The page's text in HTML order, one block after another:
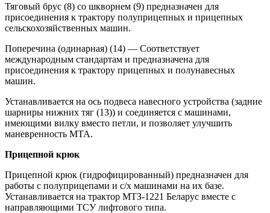
Тяговый брус (8) со шкворнем (9) предназначен для
присоединения к трактору полуприцепных и прицепных
сельскохозяйственных машин.
Поперечина (одинарная) (14) — Соответствует
международным стандартам и предназначена для
присоединения к трактору прицепных и полунавесных
машин.
Устанавливается на ось подвеса навесного устройства (задние
шарниры нижних тяг (13)) и соединяется с машинами,
имеющими вилку вместо петли, и позволяет улучшить
маневренность МТА.
Прицепной крюк
Прицепной крюк (гидрофицированный) предназначен для
работы с полуприцепами и с/х машинами на их базе.
Устанавливается на трактор МТЗ-1221 Беларус вместе с
направляющими ТСУ лифтового типа.